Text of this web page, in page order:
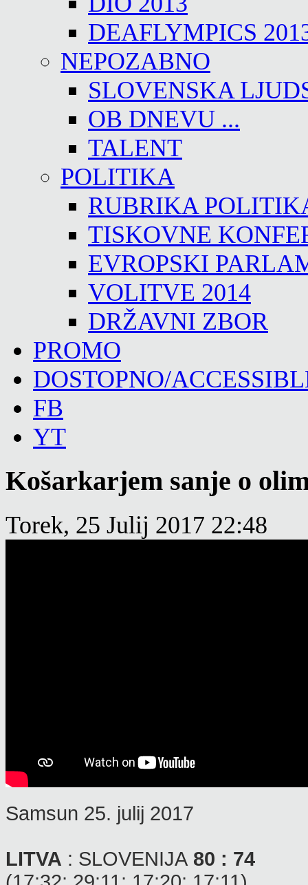
DEAFLYMPICS
NEPOZABNO
SLOVENSKA
OB DNEVU ...
TALENT
POLITIKA
RUBRIKA
TISKOVNE
EVROPSKI
VOLITVE 2014
DRŽAVNI ZBOR
PROMO
DOSTOPNO/
FB
YT
Košarkarjem sanje o
Torek, 25 Julij 2017 22:48
Samsun 25. julij 2017
LITVA : SLOVENIJA 80 : 74